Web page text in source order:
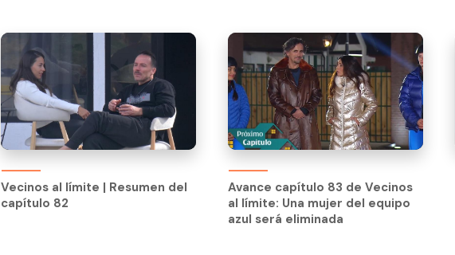
capítulo 82
Vecinos al límite | Resumen del
capítulo 82
al límite: Una mujer del equipo
azul será eliminada
Avance capítulo 83 de Vecinos
al límite: Una mujer del equipo
azul será eliminada